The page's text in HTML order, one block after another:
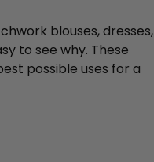
blouses, dresses,
to see why. These
possible uses for a